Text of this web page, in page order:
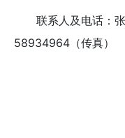
联系人及电话
58934964（传真）